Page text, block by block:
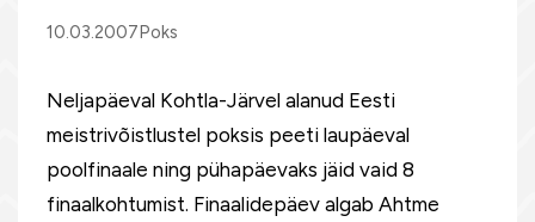
10.03.2007Poks
Neljapäeval Kohtla-Järvel alanud Eesti
meistrivõistlustel poksis peeti laupäeval
poolfinaale ning pühapäevaks jäid vaid 8
finaalkohtumist. Finaalidepäev algab Ahtme